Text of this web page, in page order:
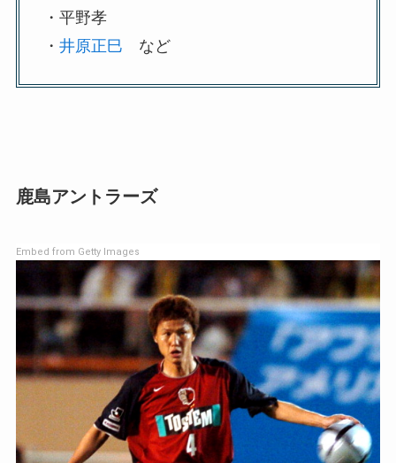
・平野孝
・ 井原正巳 など
鹿島アントラーズ
Embed from Getty Images